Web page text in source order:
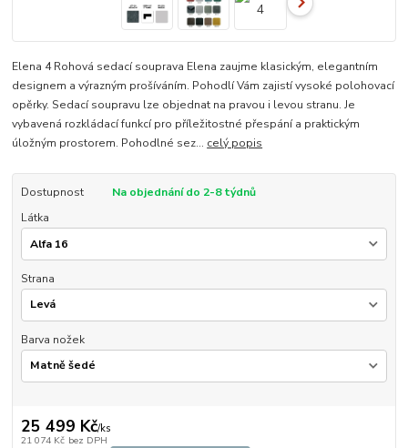
Elena 4 Rohová sedací souprava Elena zaujme klasickým, elegantním
designem a výrazným prošíváním. Pohodlí Vám zajistí vysoké polohovací
opěrky. Sedací soupravu lze objednat na pravou i levou stranu. Je
vybavená rozkládací funkcí pro příležitostné přespání a praktickým
úložným prostorem. Pohodlné sez... celý popis
Dostupnost
Na objednání do 2-8 týdnů
Látka
Strana
Barva nožek
25 499 Kč/ks
21 074 Kč bez DPH